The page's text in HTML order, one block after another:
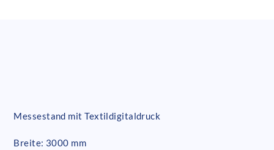
Messestand mit Textildigitaldruck
Breite: 3000 mm